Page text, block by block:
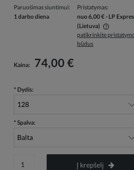
Paruošimas siuntimui:
1 darbo diena
Pristatymas:
nuo 6,00 €- LP
(Lietuva)
Į kainą neįskaičiuotos galimos
patikrinkite
būdus
Kaina: 74,00 €
* Dydis:
* Spalva:
Į krepšelį